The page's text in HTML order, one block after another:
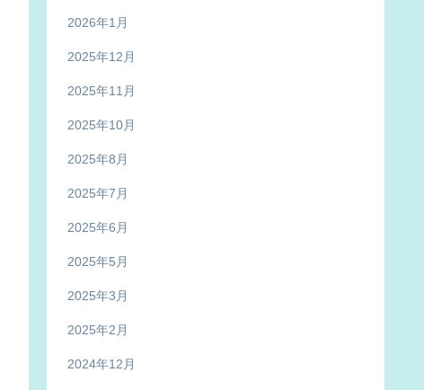
2026年1月
2025年12月
2025年11月
2025年10月
2025年8月
2025年7月
2025年6月
2025年5月
2025年3月
2025年2月
2024年12月